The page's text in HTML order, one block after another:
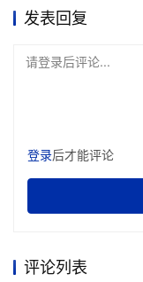
发表回复
请登录后评论...
登录后才能评论
评论列表